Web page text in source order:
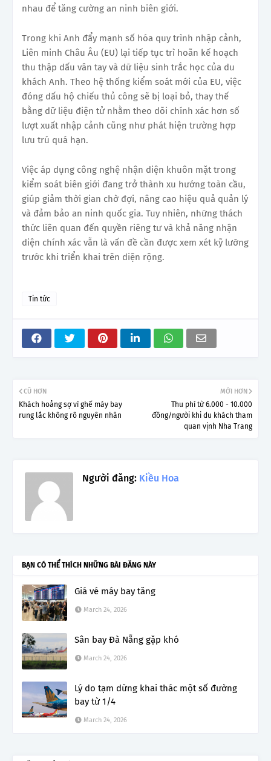
nhau để tăng cường an ninh biên giới.
Trong khi Anh đẩy mạnh số hóa quy trình nhập cảnh,
Liên minh Châu Âu (EU) lại tiếp tục trì hoãn kế hoạch
thu thập dấu vân tay và dữ liệu sinh trắc học của du
khách Anh. Theo hệ thống kiểm soát mới của EU, việc
đóng dấu hộ chiếu thủ công sẽ bị loại bỏ, thay thế
bằng dữ liệu điện tử nhằm theo dõi chính xác hơn số
lượt xuất nhập cảnh cũng như phát hiện trường hợp
lưu trú quá hạn.
Việc áp dụng công nghệ nhận diện khuôn mặt trong
kiểm soát biên giới đang trở thành xu hướng toàn cầu,
giúp giảm thời gian chờ đợi, nâng cao hiệu quả quản lý
và đảm bảo an ninh quốc gia. Tuy nhiên, những thách
thức liên quan đến quyền riêng tư và khả năng nhận
diện chính xác vẫn là vấn đề cần được xem xét kỹ lưỡng
trước khi triển khai trên diện rộng.
Tin tức
MỚI HƠN
Thu phí từ 6.000 - 10.000
đồng/người khi du khách tham
quan vịnh Nha Trang
CŨ HƠN
Khách hoảng sợ vì ghế máy bay
rung lắc không rõ nguyên nhân
Người đăng: Kiều Hoa
BẠN CÓ THỂ THÍCH NHỮNG BÀI ĐĂNG NÀY
Giá vé máy bay tăng
March 24, 2026
Sân bay Đà Nẵng gặp khó
March 24, 2026
Lý do tạm dừng khai thác một số đường
bay từ 1/4
March 24, 2026